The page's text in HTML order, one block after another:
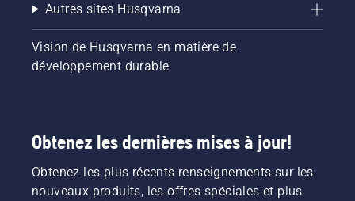
désactivé.
Faites
tourner
le
quelques
du tronc
d’un
Autres sites Husqvarna
Vision de Husqvarna en matière de
développement durable
Obtenez les dernières mises à jour!
Obtenez les plus récents renseignements sur les
nouveaux produits, les offres spéciales et plus